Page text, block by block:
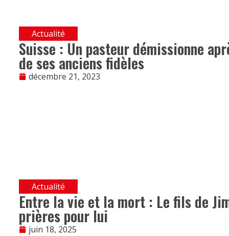
Actualité
Suisse : Un pasteur démissionne
de ses anciens fidèles
décembre 21, 2023
Actualité
Entre la vie et la mort : Le fils de
prières pour lui
juin 18, 2025